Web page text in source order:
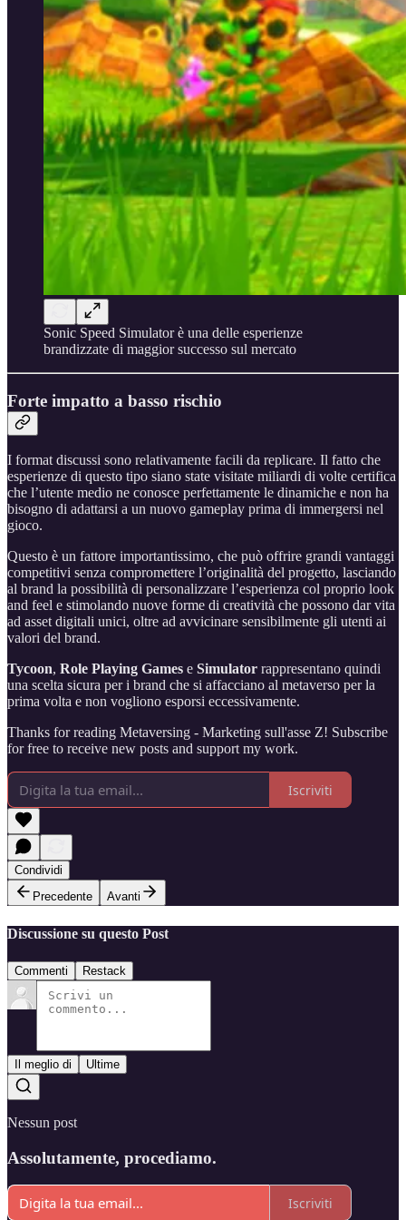
Sonic Speed Simulator è una delle esperienze
brandizzate di maggior successo sul mercato
Forte impatto a basso rischio
I format discussi sono relativamente facili da replicare. Il fatto che
esperienze di questo tipo siano state visitate miliardi di volte certifica
che l’utente medio ne conosce perfettamente le dinamiche e non ha
bisogno di adattarsi a un nuovo gameplay prima di immergersi nel
gioco.
Questo è un fattore importantissimo, che può offrire grandi vantaggi
competitivi senza compromettere l’originalità del progetto, lasciando
al brand la possibilità di personalizzare l’esperienza col proprio look
and feel e stimolando nuove forme di creatività che possono dar vita
ad asset digitali unici, oltre ad avvicinare sensibilmente gli utenti ai
valori del brand.
Tycoon, Role Playing Games e Simulator rappresentano quindi
una scelta sicura per i brand che si affacciano al metaverso per la
prima volta e non vogliono esporsi eccessivamente.
Thanks for reading Metaversing - Marketing sull'asse Z! Subscribe
for free to receive new posts and support my work.
Iscriviti
Condividi
Precedente
Avanti
Discussione su questo Post
Commenti Restack
Il meglio di Ultime
Nessun post
Assolutamente, procediamo.
Iscriviti